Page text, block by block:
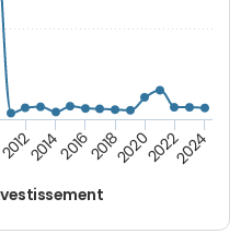
2012201420162018202020222024